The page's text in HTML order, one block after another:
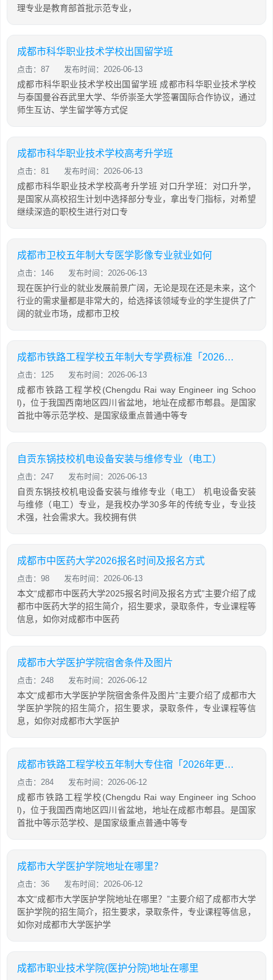
理专业是教育部首批示范专业，
成都市科华职业技术学校出国留学班
点击：87 发布时间：2026-06-13
成都市科华职业技术学校出国留学班 成都市科华职业技术学校
与泰国曼谷吞武里大学、华侨崇圣大学签署国际合作协议，通过
师生互访、学生留学等方式促
成都市科华职业技术学校高考升学班
点击：81 发布时间：2026-06-13
成都市科华职业技术学校高考升学班 对口升学班：对口升学，
是国家从高校招生计划中选择部分专业，拿出专门指标，对希望
继续深造的职校生进行对口专
成都市卫校五年制大专医学影像专业就业如何
点击：146 发布时间：2026-06-13
现在医护行业的就业发展前景广阔，无论是现在还是未来，这个
行业的需求量都是非常大的，给选择该领域专业的学生提供了广
阔的就业市场，成都市卫校
成都市铁路工程学校五年制大专学费标准「2026年更新」
点击：125 发布时间：2026-06-13
成都市铁路工程学校(Chengdu Rai way Engineer ing Schoo
l)，位于我国西南地区四川省盆地，地址在成都市郫县。是国家
首批中等示范学校、是国家级重点普通中等专
自贡东锅技校机电设备安装与维修专业（电工）
点击：247 发布时间：2026-06-13
自贡东锅技校机电设备安装与维修专业（电工） 机电设备安装
与维修（电工）专业，是我校办学30多年的传统专业，专业技
术强，社会需求大。我校拥有供
成都市中医药大学2026报名时间及报名方式
点击：98 发布时间：2026-06-13
本文“成都市中医药大学2025报名时间及报名方式”主要介绍了成
都市中医药大学的招生简介，招生要求，录取条件，专业课程等
信息，如你对成都市中医药
成都市大学医护学院宿舍条件及图片
点击：248 发布时间：2026-06-12
本文“成都市大学医护学院宿舍条件及图片”主要介绍了成都市大
学医护学院的招生简介，招生要求，录取条件，专业课程等信
息，如你对成都市大学医护
成都市铁路工程学校五年制大专住宿「2026年更新」
点击：284 发布时间：2026-06-12
成都市铁路工程学校(Chengdu Rai way Engineer ing Schoo
l)，位于我国西南地区四川省盆地，地址在成都市郫县。是国家
首批中等示范学校、是国家级重点普通中等专
成都市大学医护学院地址在哪里？
点击：36 发布时间：2026-06-12
本文“成都市大学医护学院地址在哪里？”主要介绍了成都市大学
医护学院的招生简介，招生要求，录取条件，专业课程等信息，
如你对成都市大学医护学
成都市职业技术学院(医护分院)地址在哪里